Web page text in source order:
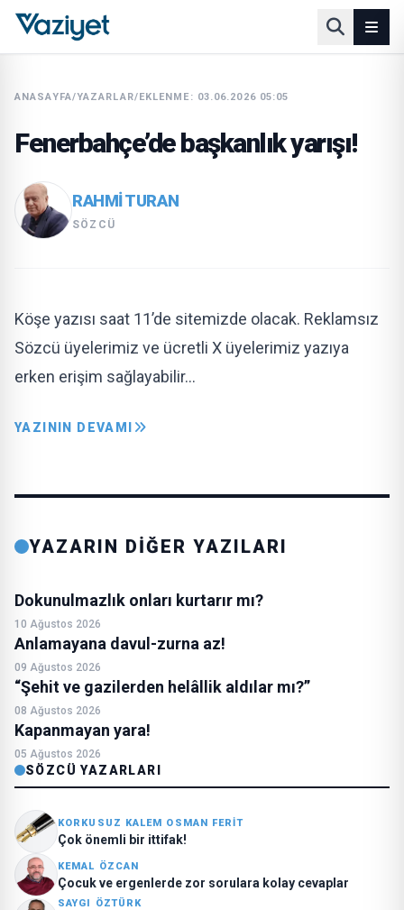
ANASAYFA/YAZARLAR/EKLENME: 03.06.2026 05:05
Fenerbahçe’de başkanlık yarışı!
RAHMI TURAN
SÖZCÜ
Köşe yazısı saat 11’de sitemizde olacak. Reklamsız
Sözcü üyelerimiz ve ücretli X üyelerimiz yazıya
erken erişim sağlayabilir…
YAZININ DEVAMI
YAZARIN DİĞER YAZILARI
Dokunulmazlık onları kurtarır mı?
10 Ağustos 2026
Anlamayana davul-zurna az!
09 Ağustos 2026
“Şehit ve gazilerden helâllik aldılar mı?”
08 Ağustos 2026
Kapanmayan yara!
05 Ağustos 2026
SÖZCÜ YAZARLARI
KORKUSUZ KALEM OSMAN FERIT
Çok önemli bir ittifak!
KEMAL ÖZCAN
Çocuk ve ergenlerde zor sorulara kolay cevaplar
SAYGI ÖZTÜRK